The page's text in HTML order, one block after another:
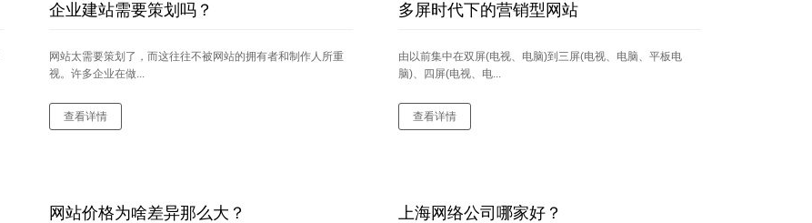
企业建站需要策划吗？
网站太需要策划了，而这往往不被网站的拥有者和制作人所重
视。许多企业在做...
查看详情
多屏时代下的营销型网站
由以前集中在双屏(电视、电脑)到三屏(电视、电脑、平板电
脑)、四屏(电视、电...
查看详情
网站价格为啥差异那么大？ 上海网络公司哪家好？